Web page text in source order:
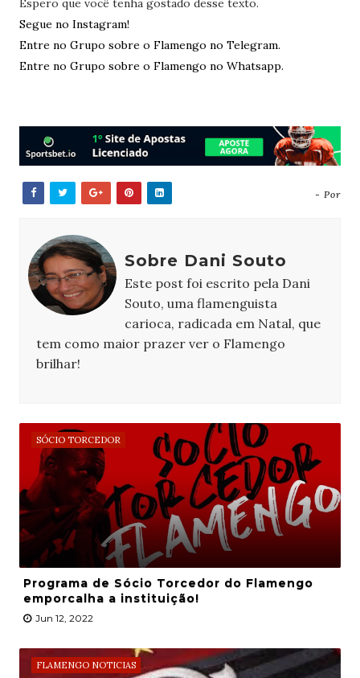
Espero que você tenha gostado desse texto.
Segue no Instagram!
Entre no Grupo sobre o Flamengo no Telegram.
Entre no Grupo sobre o Flamengo no Whatsapp.
- Por
Sobre Dani Souto
Este post foi escrito pela Dani
Souto, uma flamenguista
carioca, radicada em Natal, que
tem como maior prazer ver o Flamengo
brilhar!
SÓCIO TORCEDOR
Programa de Sócio Torcedor do Flamengo
emporcalha a instituição!
Jun 12, 2022
FLAMENGO NOTICIAS